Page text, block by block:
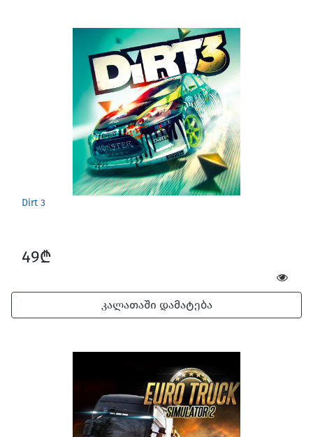
Dirt 3
49₾
კალათაში დამატება